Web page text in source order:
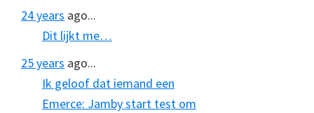
24 years ago...
Dit lijkt me…
25 years ago...
Ik geloof dat iemand een
Emerce: Jamby start test om